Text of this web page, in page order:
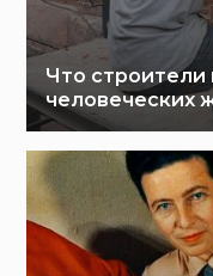
Что строители
человеческих